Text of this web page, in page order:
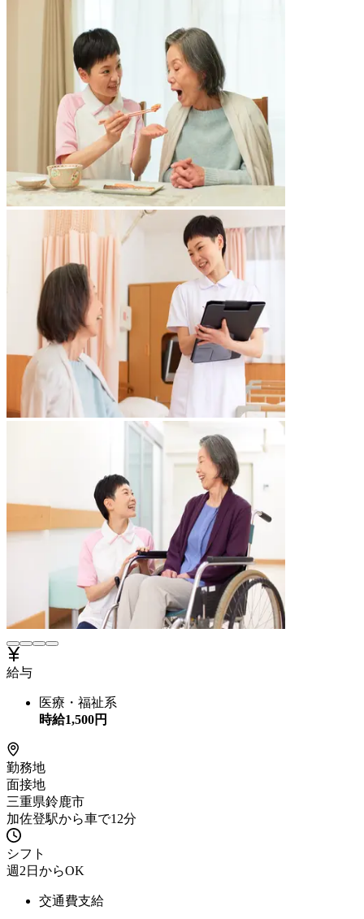
給与
医療・福祉系
時給1,500円
勤務地
面接地
三重県鈴鹿市
加佐登駅から車で12分
シフト
週2日からOK
交通費支給